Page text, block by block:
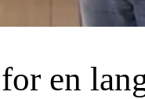
en